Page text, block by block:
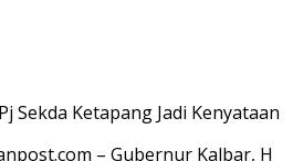
Sekda Ketapang Jadi Kenyataan
– Gubernur Kalbar, H